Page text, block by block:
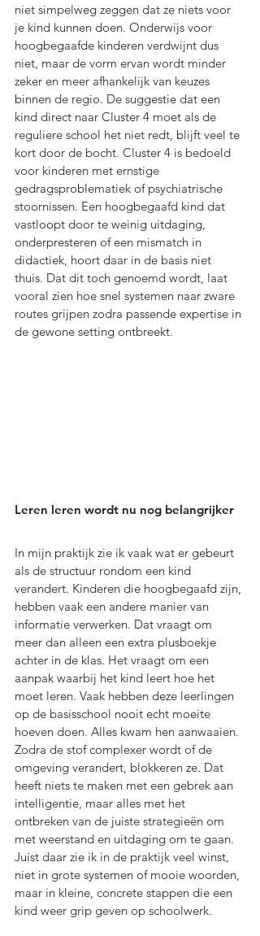
niet simpelweg zeggen dat ze niets voor
je kind kunnen doen. Onderwijs voor
hoogbegaafde kinderen verdwijnt dus
niet, maar de vorm ervan wordt minder
zeker en meer afhankelijk van keuzes
binnen de regio. De suggestie dat een
kind direct naar Cluster 4 moet als de
reguliere school het niet redt, blijft veel te
kort door de bocht. Cluster 4 is bedoeld
voor kinderen met ernstige
gedragsproblematiek of psychiatrische
stoornissen. Een hoogbegaafd kind dat
vastloopt door te weinig uitdaging,
onderpresteren of een mismatch in
didactiek, hoort daar in de basis niet
thuis. Dat dit toch genoemd wordt, laat
vooral zien hoe snel systemen naar zware
routes grijpen zodra passende expertise in
de gewone setting ontbreekt.
Leren leren wordt nu nog belangrijker
In mijn praktijk zie ik vaak wat er gebeurt
als de structuur rondom een kind
verandert. Kinderen die hoogbegaafd zijn,
hebben vaak een andere manier van
informatie verwerken. Dat vraagt om
meer dan alleen een extra plusboekje
achter in de klas. Het vraagt om een
aanpak waarbij het kind leert hoe het
moet leren. Vaak hebben deze leerlingen
op de basisschool nooit echt moeite
hoeven doen. Alles kwam hen aanwaaien.
Zodra de stof complexer wordt of de
omgeving verandert, blokkeren ze. Dat
heeft niets te maken met een gebrek aan
intelligentie, maar alles met het
ontbreken van de juiste strategieën om
met weerstand en uitdaging om te gaan.
Juist daar zie ik in de praktijk veel winst,
niet in grote systemen of mooie woorden,
maar in kleine, concrete stappen die een
kind weer grip geven op schoolwerk.